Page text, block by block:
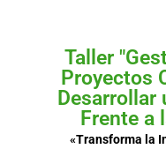
Taller
Proyectos
Desarrollar
Frente a
«Transforma la